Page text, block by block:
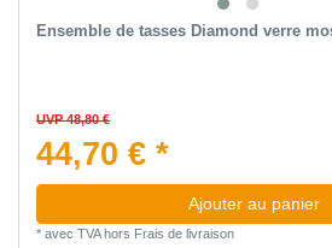
Ensemble de tasses Diamond verre
UVP 48,80 €
44,70 € *
Ajouter au panier
* avec TVAhors Frais de livraison